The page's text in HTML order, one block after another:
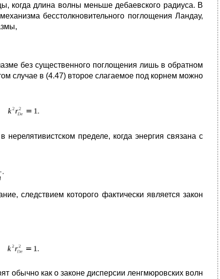
когда длина волны меньше дебаевского радиуса. В
бесстолкновительного поглощения Ландау,
без существенного поглощения лишь в обратном
случае в (4.47) второе слагаемое под корнем можно
пределе, когда энергия связана с
следствием которого фактически является закон
обычно как о законе дисперсии ленгмюровских волн